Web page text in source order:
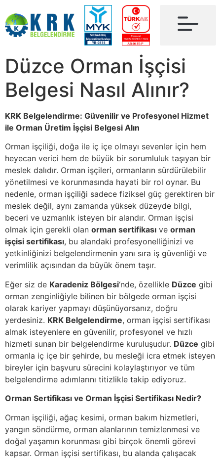
Düzce Orman İşçisi
Belgesi Nasıl Alınır?
KRK Belgelendirme: Güvenilir ve Profesyonel Hizmet
ile Orman Üretim İşçisi Belgesi Alın
Orman işçiliği, doğa ile iç içe olmayı sevenler için hem
heyecan verici hem de büyük bir sorumluluk taşıyan bir
meslek dalıdır. Orman işçileri, ormanların sürdürülebilir
yönetilmesi ve korunmasında hayati bir rol oynar. Bu
nedenle, orman işçiliği sadece fiziksel güç gerektiren bir
meslek değil, aynı zamanda yüksek düzeyde bilgi,
beceri ve uzmanlık isteyen bir alandır. Orman işçisi
olmak için gerekli olan orman sertifikası ve orman
işçisi sertifikası, bu alandaki profesyonelliğinizi ve
yetkinliğinizi belgelendirmenin yanı sıra iş güvenliği ve
verimlilik açısından da büyük önem taşır.
Eğer siz de Karadeniz Bölgesi‘nde, özellikle Düzce gibi
orman zenginliğiyle bilinen bir bölgede orman işçisi
olarak kariyer yapmayı düşünüyorsanız, doğru
yerdesiniz. KRK Belgelendirme, orman işçisi sertifikası
almak isteyenlere en güvenilir, profesyonel ve hızlı
hizmeti sunan bir belgelendirme kuruluşudur. Düzce gibi
ormanla iç içe bir şehirde, bu mesleği icra etmek isteyen
bireyler için başvuru sürecini kolaylaştırıyor ve tüm
belgelendirme adımlarını titizlikle takip ediyoruz.
Orman Sertifikası ve Orman İşçisi Sertifikası Nedir?
Orman işçiliği, ağaç kesimi, orman bakım hizmetleri,
yangın söndürme, orman alanlarının temizlenmesi ve
doğal yaşamın korunması gibi birçok önemli görevi
kapsar. Orman işçisi sertifikası, bu alanda çalışacak